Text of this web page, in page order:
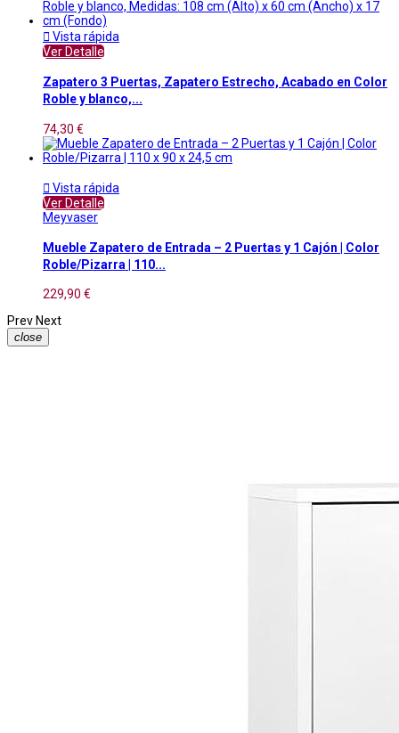
 Vista rápida
Ver Detalle
Zapatero 3 Puertas, Zapatero Estrecho, Acabado en Color
Roble y blanco,...
74,30 €
 Vista rápida
Ver Detalle
Meyvaser
Mueble Zapatero de Entrada – 2 Puertas y 1 Cajón | Color
Roble/Pizarra | 110...
229,90 €
Prev Next
close